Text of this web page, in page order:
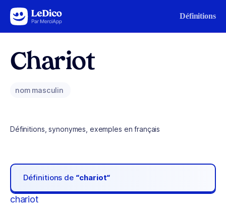
Aller au contenu Définitions
Chariot
nom masculin
Définitions, synonymes, exemples en français
Définitions de “chariot“
chariot